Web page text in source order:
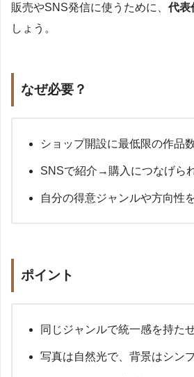
販売やSNS発信に使うために、 代表
しょう。
なぜ必要？
ショップ開設に最低限の作品
SNSで紹介→購入につなげら
自分の得意ジャンルや方向性
ポイント
同じジャンルで統一感を持た
写真は自然光で、背景はシン